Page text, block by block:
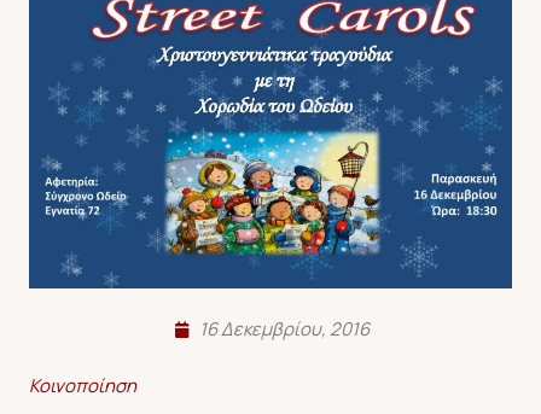
16 Δεκεμβρίου, 2016
Κοινοποίηση